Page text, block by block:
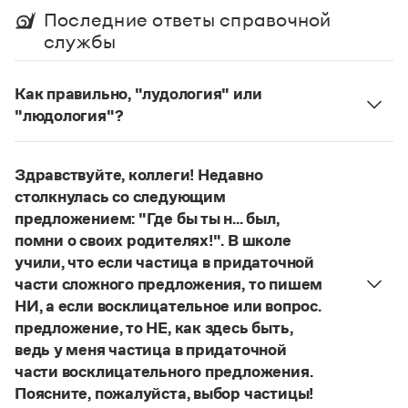
Словари русского языка как государственного
Справочники
Правила русской орфографии и пунктуации
Русский язык. Краткий теоретический курс
Письмовник
Справочник по пунктуации
Словарь-справочник трудностей
Справочник по фразеологии
Словарь-справочник непростые слова
Все справочники портала
Журнал
Новости и события
Словарь русских имён
Словарь методических терминов
(1956)
Последние ответы справочной
службы
Как правильно, "лудология" или
"людология"?
В научных текстах неологизм, используемый для
понятий, представлен в двух вариантах:
илюдология (от лат. ludus — 'игра').
О «правильном» варианте слова можно говорить,
если оно кодифицировано в нормативных
словарях русского языка. Пока же такой
словарной фиксацией мы не располагаем.
Страница ответа
Здравствуйте, коллеги! Недавно
столкнулась со следующим
предложением: "Где бы ты н... был,
помни о своих родителях!". В школе
учили, что если частица в придаточной
части сложного предложения, то пишем
НИ, а если восклицательное или вопрос.
предложение, то НЕ, как здесь быть,
ведь у меня частица в придаточной
части восклицательного предложения.
Поясните, пожалуйста, выбор частицы!